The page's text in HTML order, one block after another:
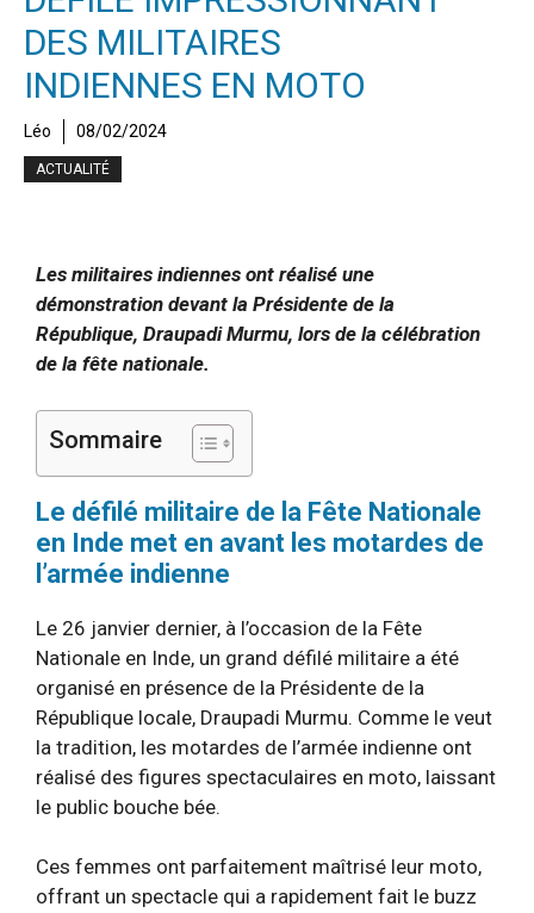
DES MILITAIRES
INDIENNES EN MOTO
Léo 08/02/2024
ACTUALITÉ
Les militaires indiennes ont réalisé une
démonstration devant la Présidente de la
République, Draupadi Murmu, lors de la célébration
de la fête nationale.
Sommaire
Le défilé militaire de la Fête Nationale
en Inde met en avant les motardes de
l’armée indienne
Le 26 janvier dernier, à l’occasion de la Fête
Nationale en Inde, un grand défilé militaire a été
organisé en présence de la Présidente de la
République locale, Draupadi Murmu. Comme le veut
la tradition, les motardes de l’armée indienne ont
réalisé des figures spectaculaires en moto, laissant
le public bouche bée.
Ces femmes ont parfaitement maîtrisé leur moto,
offrant un spectacle qui a rapidement fait le buzz